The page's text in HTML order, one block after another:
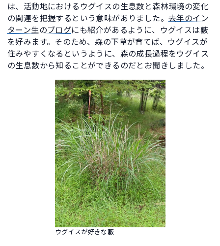
は、活動地におけるウグイスの生息数と森林環境の変化
の関連を把握するという意味がありました。 去年のイン
ターン生のブログにも紹介があるように、ウグイスは藪
を好みます。そのため、森の下草が育てば、ウグイスが
住みやすくなるというように、森の成長過程をウグイス
の生息数から知ることができるのだとお聞きしました。
ウグイスが好きな藪